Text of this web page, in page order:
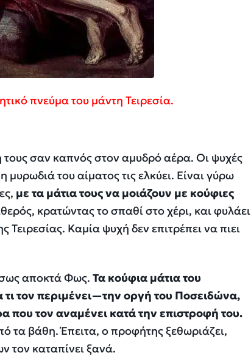
πνεύμα του μάντη Τειρεσία.
σαν καπνός στον αμυδρό αέρα. Οι ψυχές
του αίματος τις ελκύει. Είναι γύρω
με τα μάτια τους να μοιάζουν με κούφιες
κρατώντας το σπαθί στο χέρι, και φυλάει
Καμία ψυχή δεν επιτρέπει να πιει
αποκτά Φως. Τα κούφια μάτια του
τον περιμένει—την οργή του Ποσειδώνα,
που τον αναμένει κατά την επιστροφή του.
τα βάθη. Έπειτα, ο προφήτης ξεθωριάζει,
τον καταπίνει ξανά.